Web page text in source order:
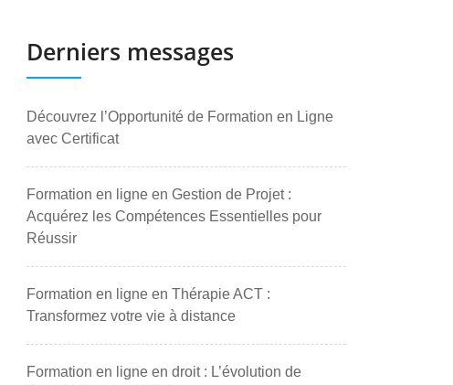
Derniers messages
Découvrez l’Opportunité de Formation en Ligne
avec Certificat
Formation en ligne en Gestion de Projet :
Acquérez les Compétences Essentielles pour
Réussir
Formation en ligne en Thérapie ACT :
Transformez votre vie à distance
Formation en ligne en droit : L’évolution de